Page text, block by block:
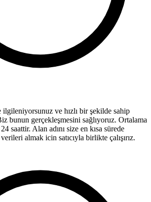
ve hızlı bir şekilde sahip
bunun gerçekleşmesini sağlıyoruz. Ortalama
saattir. Alan adını size en kısa sürede
almak icin satıcıyla birlikte çalışırız.